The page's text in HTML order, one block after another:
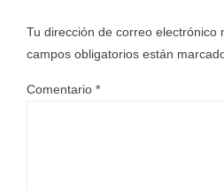
Tu dirección de correo electrónico
campos obligatorios están
Comentario *